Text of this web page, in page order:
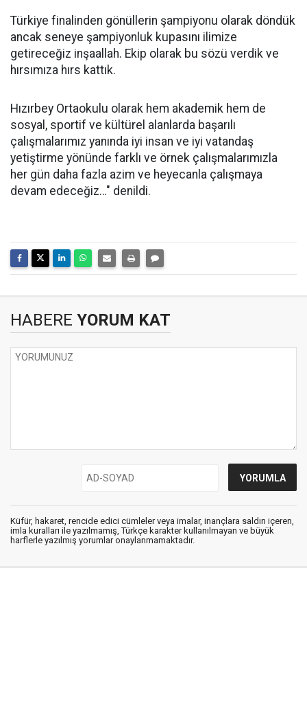
Türkiye finalinden gönüllerin şampiyonu olarak döndük
ancak seneye şampiyonluk kupasını ilimize
getireceğiz inşaallah. Ekip olarak bu sözü verdik ve
hırsımıza hırs kattık.
Hızırbey Ortaokulu olarak hem akademik hem de
sosyal, sportif ve kültürel alanlarda başarılı
çalışmalarımız yanında iyi insan ve iyi vatandaş
yetiştirme yönünde farklı ve örnek çalışmalarımızla
her gün daha fazla azim ve heyecanla çalışmaya
devam edeceğiz…" denildi.
HABERE YORUM KAT
Küfür, hakaret, rencide edici cümleler veya imalar, inançlara saldırı içeren,
imla kuralları ile yazılmamış, Türkçe karakter kullanılmayan ve büyük
harflerle yazılmış yorumlar onaylanmamaktadır.